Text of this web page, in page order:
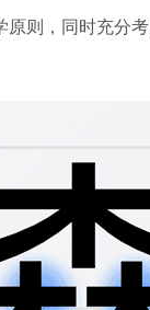
则，同时充分